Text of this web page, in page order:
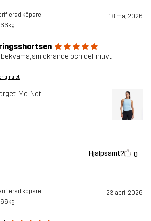
köpare 18 maj 2026
66kg
smickrande och definitivt
Me-Not
Hjälpsamt? 0
köpare 23 april 2026
66kg